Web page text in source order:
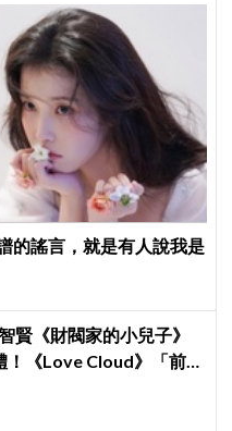
的謠言，就是有人說我是
賢《財閥家的小兒子》
！《Love Cloud》「前任